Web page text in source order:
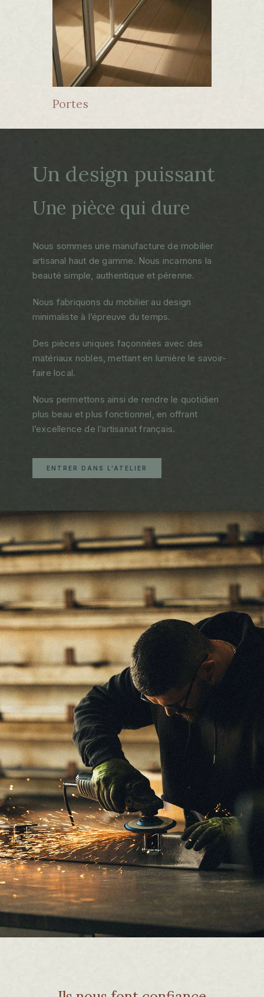
Portes
Un design puissant
Une pièce qui dure
Nous sommes une manufacture de mobilier
artisanal haut de gamme. Nous incarnons la
beauté simple, authentique et pérenne.
Nous fabriquons du mobilier au design
minimaliste à l’épreuve du temps.
Des pièces uniques façonnées avec des
matériaux nobles, mettant en lumière le savoir-
faire local.
Nous permettons ainsi de rendre le quotidien
plus beau et plus fonctionnel, en offrant
l’excellence de l’artisanat français.
ENTRER DANS L'ATELIER